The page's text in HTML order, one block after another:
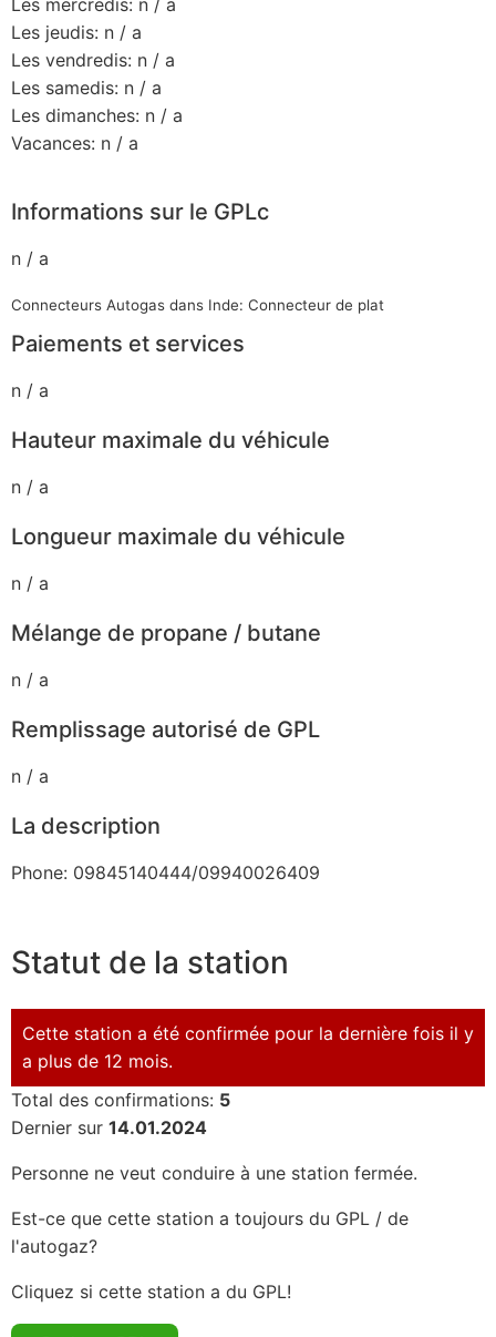
Les mercredis: n / a
Les jeudis: n / a
Les vendredis: n / a
Les samedis: n / a
Les dimanches: n / a
Vacances: n / a
Informations sur le GPLc
n / a
Connecteurs Autogas dans Inde: Connecteur de plat
Paiements et services
n / a
Hauteur maximale du véhicule
n / a
Longueur maximale du véhicule
n / a
Mélange de propane / butane
n / a
Remplissage autorisé de GPL
n / a
La description
Phone: 09845140444/09940026409
Statut de la station
Cette station a été confirmée pour la dernière fois il y
a plus de 12 mois.
Total des confirmations: 5
Dernier sur 14.01.2024
Personne ne veut conduire à une station fermée.
Est-ce que cette station a toujours du GPL / de
l'autogaz?
Cliquez si cette station a du GPL!